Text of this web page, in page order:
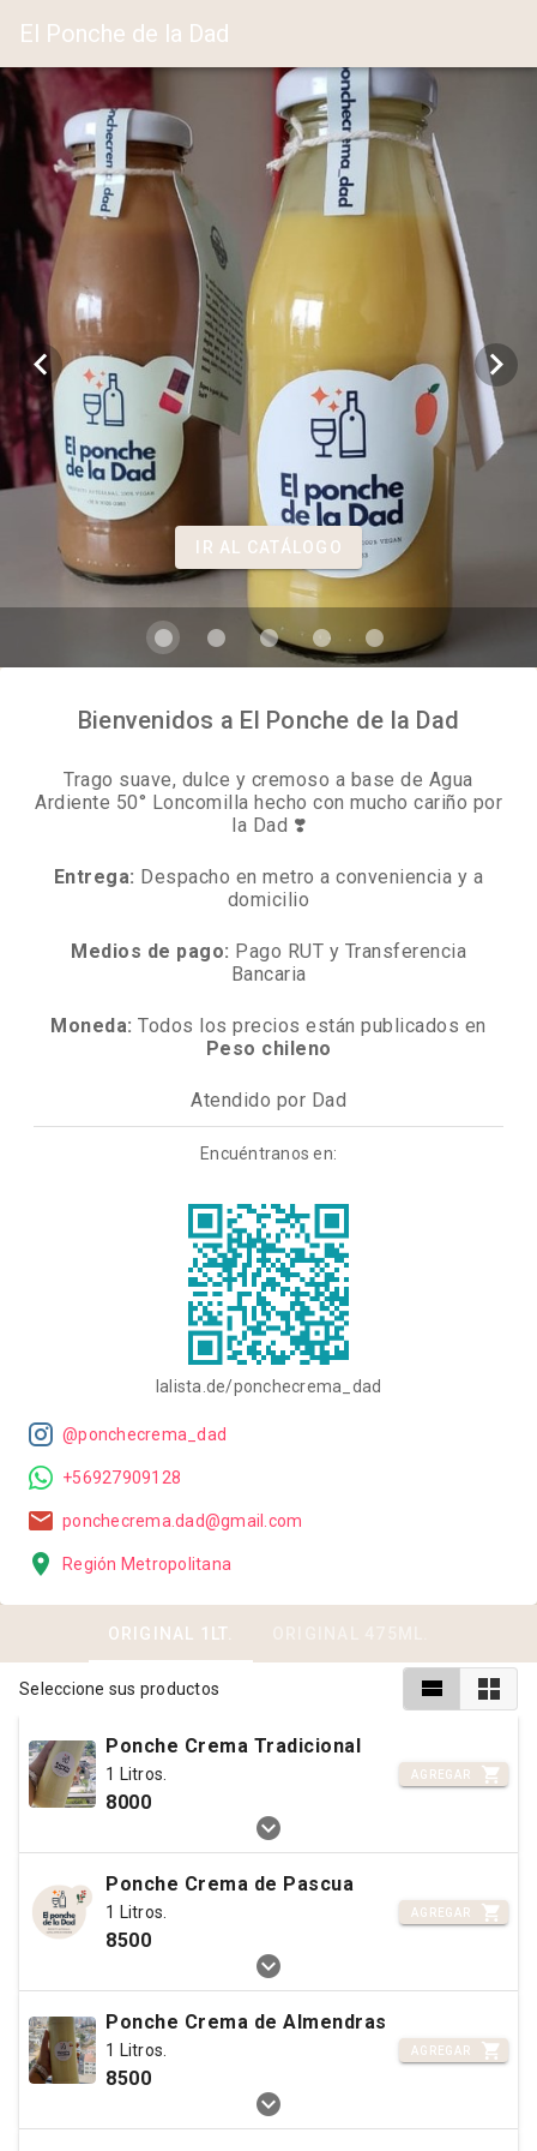
El Ponche de la Dad
IR AL CATÁLOGO
Bienvenidos a El Ponche de la Dad
Trago suave, dulce y cremoso a base de Agua
Ardiente 50° Loncomilla hecho con mucho cariño por
la Dad ❣️
Entrega: Despacho en metro a conveniencia y a
domicilio
Medios de pago: Pago RUT y Transferencia
Bancaria
Moneda: Todos los precios están publicados en
Peso chileno
Atendido por Dad
Encuéntranos en:
lalista.de/ponchecrema_dad
@ponchecrema_dad
+56927909128
ponchecrema.dad@gmail.com
Región Metropolitana
ORIGINAL 1LT.
Seleccione sus productos
Ponche Crema Tradicional
1 Litros.
8000
AGREGAR
Ponche Crema de Pascua
1 Litros.
8500
AGREGAR
Ponche Crema de Almendras
1 Litros.
8500
AGREGAR